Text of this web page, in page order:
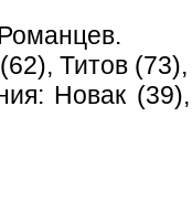
Титов
Новак